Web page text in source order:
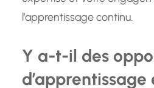
l’apprentissage continu.
Y a-t-il des
d’apprentissage